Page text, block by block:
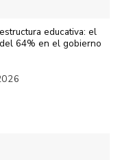
educativa: el
64% en el gobierno